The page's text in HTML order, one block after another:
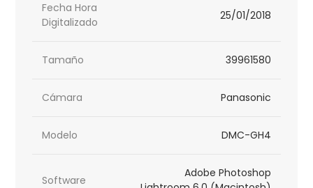
Fecha Hora
Digitalizado
25/01/2018
Tamaño 39961580
Cámara Panasonic
Modelo DMC-GH4
Software
Adobe Photoshop